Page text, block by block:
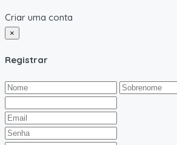
Criar uma conta
×
Registrar